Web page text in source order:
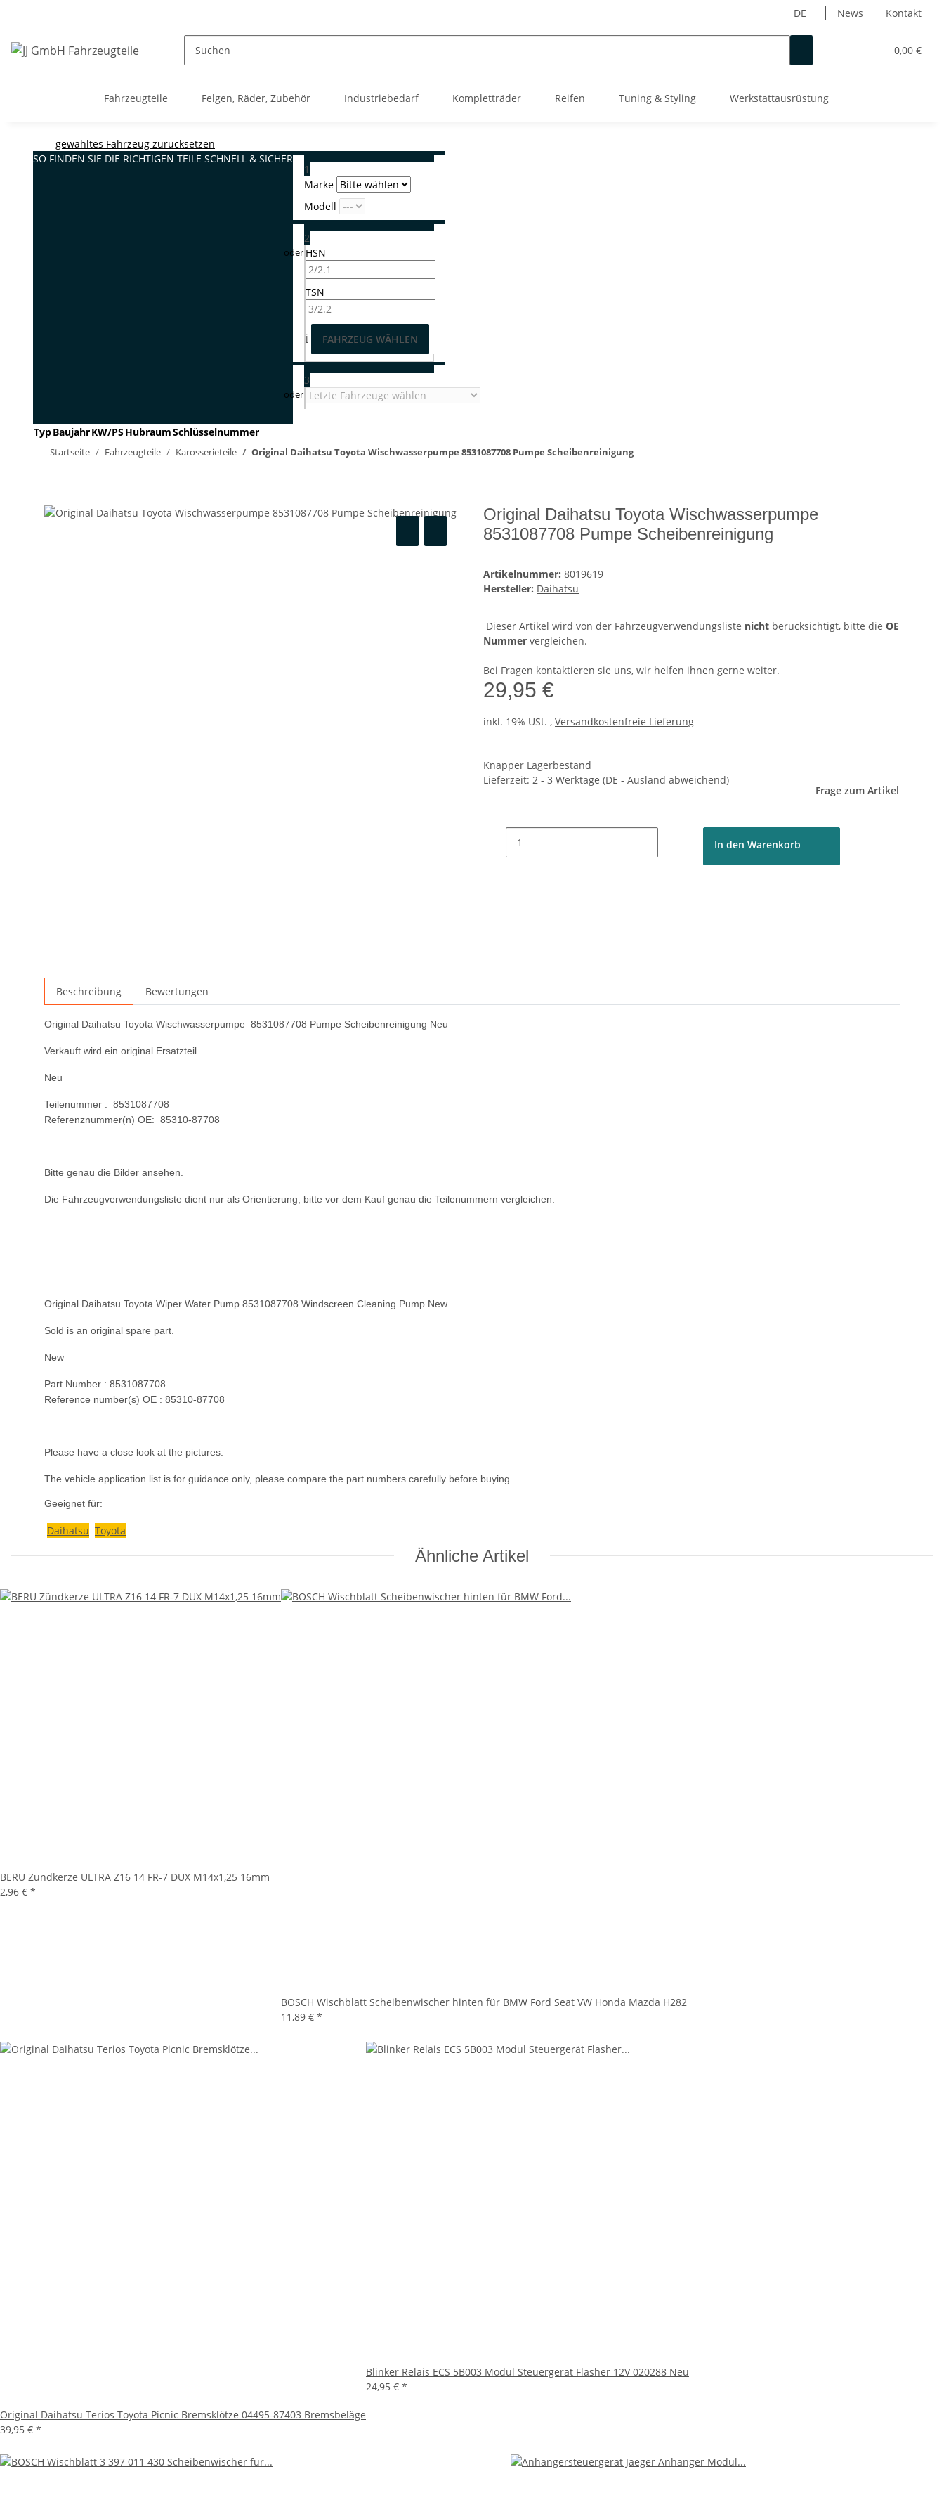
DE News Kontakt
0,00 €
Fahrzeugteile Felgen, Räder, Zubehör Industriebedarf Kompletträder Reifen Tuning & Styling Werkstattausrüstung
gewähltes Fahrzeug zurücksetzen
SO FINDEN SIE DIE RICHTIGEN TEILE SCHNELL & SICHER
1
Marke
Modell
2
HSN
TSN
i FAHRZEUG WÄHLEN
3
TypBaujahrKW/PS HubraumSchlüsselnummer
Startseite Fahrzeugteile Karosserieteile Original Daihatsu Toyota Wischwasserpumpe 8531087708 Pumpe Scheibenreinigung
Original Daihatsu Toyota Wischwasserpumpe
8531087708 Pumpe Scheibenreinigung
Artikelnummer: 8019619
Hersteller: Daihatsu
Dieser Artikel wird von der Fahrzeugverwendungsliste nicht berücksichtigt, bitte die OE
Nummer vergleichen.
Bei Fragen kontaktieren sie uns, wir helfen ihnen gerne weiter.
29,95 €
inkl. 19% USt. , Versandkostenfreie Lieferung
Knapper Lagerbestand
Lieferzeit: 2 - 3 Werktage (DE - Ausland abweichend)
Frage zum Artikel
In den Warenkorb
Beschreibung Bewertungen
Original Daihatsu Toyota Wischwasserpumpe 8531087708 Pumpe Scheibenreinigung Neu
Verkauft wird ein original Ersatzteil.
Neu
Teilenummer : 8531087708
Referenznummer(n) OE: 85310-87708
Bitte genau die Bilder ansehen.
Die Fahrzeugverwendungsliste dient nur als Orientierung, bitte vor dem Kauf genau die Teilenummern vergleichen.
Original Daihatsu Toyota Wiper Water Pump 8531087708 Windscreen Cleaning Pump New
Sold is an original spare part.
New
Part Number : 8531087708
Reference number(s) OE : 85310-87708
Please have a close look at the pictures.
The vehicle application list is for guidance only, please compare the part numbers carefully before buying.
Geeignet für:
Daihatsu Toyota
Ähnliche Artikel
BERU Zündkerze ULTRA Z16 14 FR-7 DUX M14x1,25 16mm
2,96 € *
BOSCH Wischblatt Scheibenwischer hinten für BMW Ford Seat VW Honda Mazda H282
11,89 € *
Original Daihatsu Terios Toyota Picnic Bremsklötze 04495-87403 Bremsbeläge
39,95 € *
Blinker Relais ECS 5B003 Modul Steuergerät Flasher 12V 020288 Neu
24,95 € *